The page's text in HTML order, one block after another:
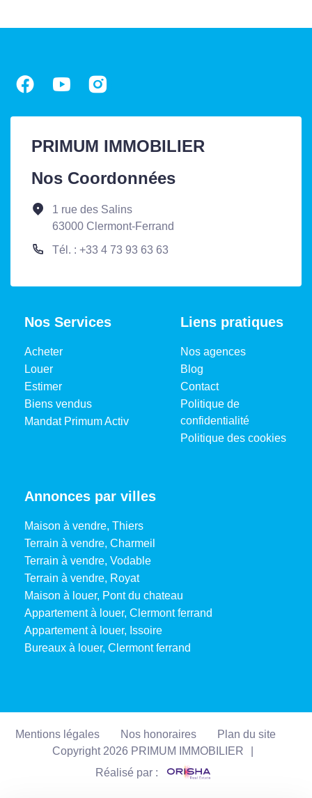
PRIMUM IMMOBILIER
Nos Coordonnées
1 rue des Salins
63000 Clermont-Ferrand
Tél. : +33 4 73 93 63 63
Nos Services
Acheter
Louer
Estimer
Biens vendus
Mandat Primum Activ
Liens pratiques
Nos agences
Blog
Contact
Politique de
confidentialité
Politique des cookies
Annonces par villes
Maison à vendre, Thiers
Terrain à vendre, Charmeil
Terrain à vendre, Vodable
Terrain à vendre, Royat
Maison à louer, Pont du chateau
Appartement à louer, Clermont ferrand
Appartement à louer, Issoire
Bureaux à louer, Clermont ferrand
Mentions légales Nos honoraires
Plan du site
Copyright 2026 PRIMUM IMMOBILIER
Réalisé par :